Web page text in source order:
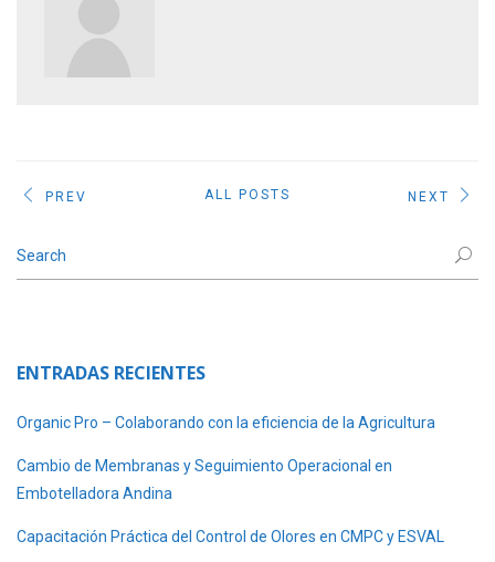
PREV ALL POSTS NEXT
ENTRADAS RECIENTES
Organic Pro – Colaborando con la eficiencia de la Agricultura
Cambio de Membranas y Seguimiento Operacional en
Embotelladora Andina
Capacitación Práctica del Control de Olores en CMPC y ESVAL